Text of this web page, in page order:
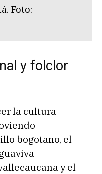
Foto:
y folclor
la cultura
bogotano, el
y el